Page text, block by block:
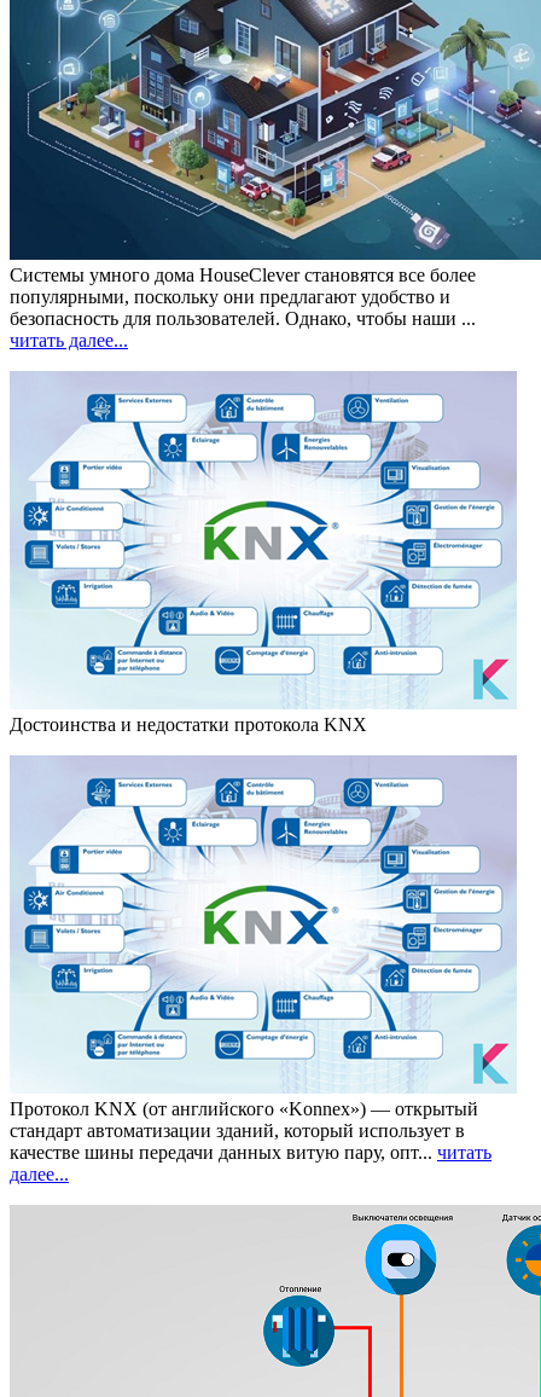
Системы умного дома HouseCleverстановятся все более
популярными, поскольку они предлагают удобство и
безопасность для пользователей. Однако, чтобы наши ...
читать далее...
Достоинства и недостатки протокола KNX
Протокол KNX (от английского «Konnex») — открытый
стандарт автоматизации зданий, который использует в
качестве шины передачи данных витую пару, опт... читать
далее...